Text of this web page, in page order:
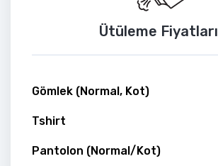
Ütüleme Fiyatları
Gömlek (Normal, Kot)
Tshirt
Pantolon (Normal/Kot)